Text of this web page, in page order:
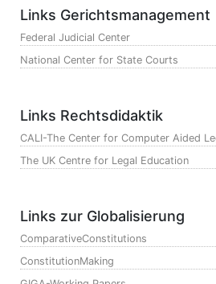
Links Gerichtsmanagement
Federal Judicial Center
National Center for State Courts
Links Rechtsdidaktik
CALI-The Center for Computer Aided
The UK Centre for Legal Education
Links zur Globalisierung
ComparativeConstitutions
ConstitutionMaking